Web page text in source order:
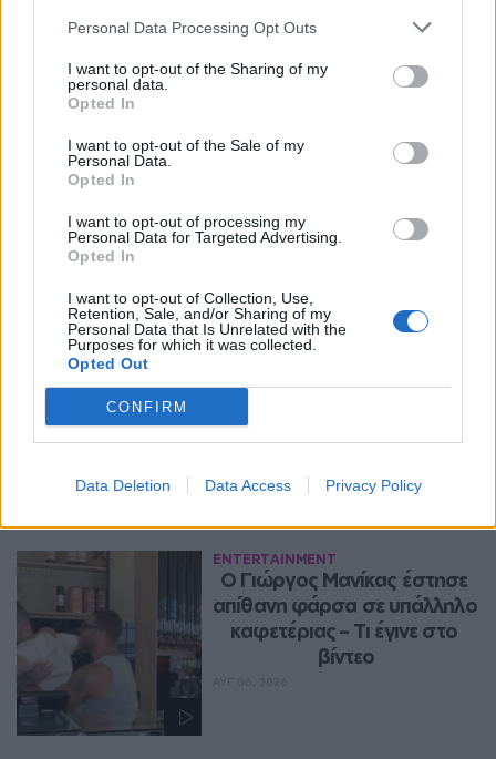
Personal Data Processing Opt Outs
I want to opt-out of the Sharing of my
personal data.
Opted In
I want to opt-out of the Sale of my
Personal Data.
Opted In
I want to opt-out of processing my
Personal Data for Targeted Advertising.
Opted In
I want to opt-out of Collection, Use,
Retention, Sale, and/or Sharing of my
Personal Data that Is Unrelated with the
Purposes for which it was collected.
Opted Out
CONFIRM
Data Deletion Data Access Privacy Policy
Περισσότερα Θέματα
Entertainment
ENTERTAINMENT
Ο Γιώργος Μανίκας έστησε
απίθανη φάρσα σε υπάλληλο
καφετέριας – Τι έγινε στο
βίντεο